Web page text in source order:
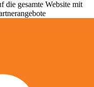
gesamte Website mit